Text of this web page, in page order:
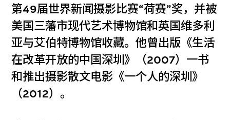
第49届世界新闻摄影比赛“荷赛”奖，并被
美国三藩市现代艺术博物馆和英国维多利
亚与艾伯特博物馆收藏。他曾出版《生活
在改革开放的中国深圳》（2007）一书
和推出摄影散文电影《一个人的深圳》
（2012）。